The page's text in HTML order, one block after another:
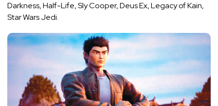
Darkness, Half-Life, Sly Cooper, Deus Ex, Legacy of Kain,
Star Wars Jedi.